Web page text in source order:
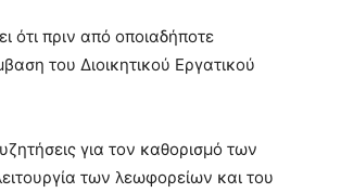
ότι πριν από οποιαδήποτε
του Διοικητικού Εργατικού
για τον καθορισμό των
των λεωφορείων και του